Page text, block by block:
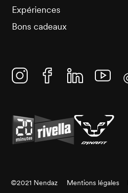
Expériences
Bons cadeaux
©2021 Nendaz Mentions légales